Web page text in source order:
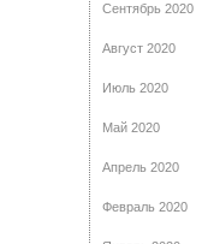
Сентябрь 2020
Август 2020
Июль 2020
Май 2020
Апрель 2020
Февраль 2020